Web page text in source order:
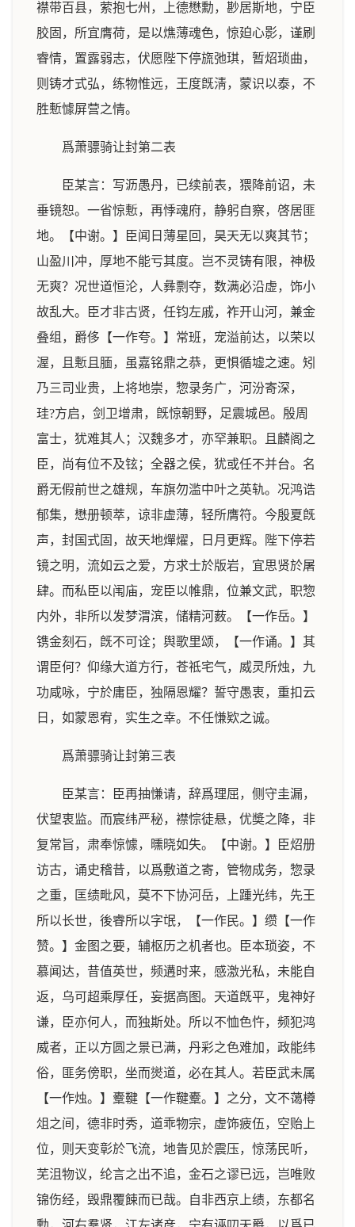
襟带百县，萦抱七州，上德懋勳，尠居斯地，宁臣
胶固，所宜膺荷，是以燋薄魂色，惊廹心影，谨刷
睿情，置露弱志，伏愿陛下停旒弛琪，暂炤琐曲，
则铸才式弘，练物惟远，王度旣淸，蒙识以泰，不
胜慙懅屏营之情。
爲萧骠骑让封第二表
臣某言：写沥愚丹，已续前表，猥降前诏，未
垂镜恕。一省惊慙，再悸魂府，静躬自察，啓居匪
地。【中谢。】臣闻日薄星回，昊天无以爽其节；
山盈川冲，厚地不能亏其度。岂不灵铸有限，神极
无爽？况世道恒沦，人彝剽夺，数满必沿虚，饰小
故乱大。臣才非古贤，任钧左戚，祚开山河，兼金
叠组，爵侈【一作夸。】常班，宠溢前达，以荣以
渥，且慙且腼，虽嘉铭鼎之恭，更惧循墟之速。矧
乃三司业贵，上将地崇，惣录务广，河汾寄深，
珪?方启，剑卫增肃，旣惊朝野，足震城邑。殷周
富士，犹难其人；汉魏多才，亦罕兼职。且麟阁之
臣，尚有位不及铉；全器之侯，犹或任不并台。名
爵无假前世之雄规，车旗勿滥中叶之英轨。况鸿诰
郁集，懋册顿萃，谅非虚薄，轻所膺符。今殷夏旣
声，封国式固，故天地燀燿，日月更辉。陛下停若
镜之明，流如云之爱，方求士於版岩，宜思贤於屠
肆。而私臣以闱庙，宠臣以帷鼎，位兼文武，职惣
内外，非所以发梦渭滨，储精河薮。【一作岳。】
镌金刻石，旣不可诠；舆歌里颂，【一作诵。】其
谓臣何？仰缘大道方行，苍祗宅气，威灵所烛，九
功咸咏，宁於庸臣，独隔恩耀？誓守愚衷，重扣云
日，如蒙恩宥，实生之幸。不任慊欵之诚。
爲萧骠骑让封第三表
臣某言：臣再抽慊请，辞爲理屈，侧守圭漏，
伏望衷监。而宸纬严秘，襟悰徒悬，优奬之降，非
复常旨，肃奉惊懅，曛晓如失。【中谢。】臣炤册
访古，诵史稽昔，以爲敷道之寄，管物成务，惣录
之重，匡绩毗风，莫不下协河岳，上踵光纬，先王
所以长世，後睿所以字氓，【一作民。】缵【一作
赞。】金图之要，辅枢历之机者也。臣本琐姿，不
慕闻达，昔值英世，频遘时来，感激光私，未能自
返，乌可超乘厚任，妄据高图。天道旣平，鬼神好
谦，臣亦何人，而独斯处。所以不恤色忤，频犯鸿
威者，正以方圆之景已满，丹彩之色难加，政能纬
俗，匪务傍职，坐而爕道，必在其人。若臣武未属
【一作烛。】櫜鞬【一作鞬櫜。】之分，文不蔼樽
俎之间，德非时秀，道乖物宗，虚饰疲伍，空贻上
位，则天变彰於飞流，地眚见於震压，惊荡民听，
芜沮物议，纶言之出不追，金石之谬已远，岂唯败
锦伤经，毁鼎覆餗而已哉。自非西京上绩，东都名